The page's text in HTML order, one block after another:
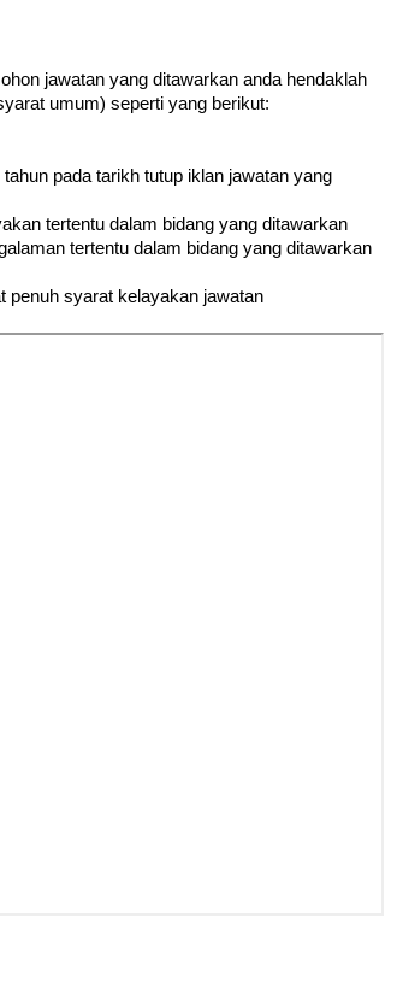
jawatan yang ditawarkan anda hendaklah
umum) seperti yang berikut:
pada tarikh tutup iklan jawatan yang
tertentu dalam bidang yang ditawarkan
tertentu dalam bidang yang ditawarkan
penuh syarat kelayakan jawatan